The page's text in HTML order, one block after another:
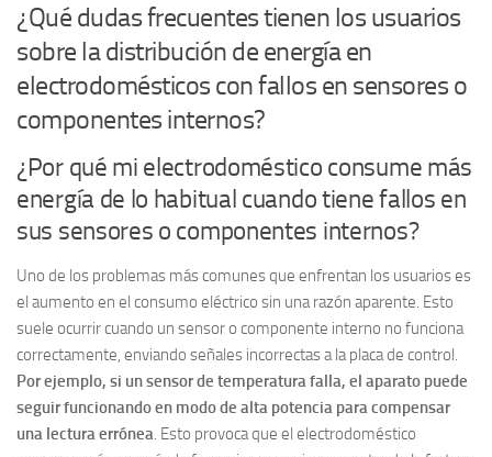
¿Qué dudas frecuentes tienen los usuarios
sobre la distribución de energía en
electrodomésticos con fallos en sensores o
componentes internos?
¿Por qué mi electrodoméstico consume más
energía de lo habitual cuando tiene fallos en
sus sensores o componentes internos?
Uno de los problemas más comunes que enfrentan los usuarios es
el aumento en el consumo eléctrico sin una razón aparente. Esto
suele ocurrir cuando un sensor o componente interno no funciona
correctamente, enviando señales incorrectas a la placa de control.
Por ejemplo, si un sensor de temperatura falla, el aparato puede
seguir funcionando en modo de alta potencia para compensar
una lectura errónea. Esto provoca que el electrodoméstico